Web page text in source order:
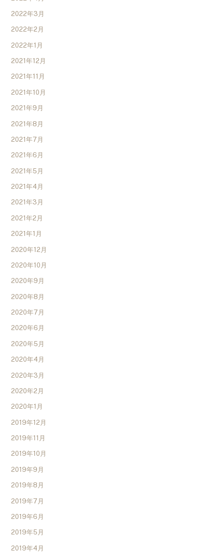
2022年3月
2022年2月
2022年1月
2021年12月
2021年11月
2021年10月
2021年9月
2021年8月
2021年7月
2021年6月
2021年5月
2021年4月
2021年3月
2021年2月
2021年1月
2020年12月
2020年10月
2020年9月
2020年8月
2020年7月
2020年6月
2020年5月
2020年4月
2020年3月
2020年2月
2020年1月
2019年12月
2019年11月
2019年10月
2019年9月
2019年8月
2019年7月
2019年6月
2019年5月
2019年4月